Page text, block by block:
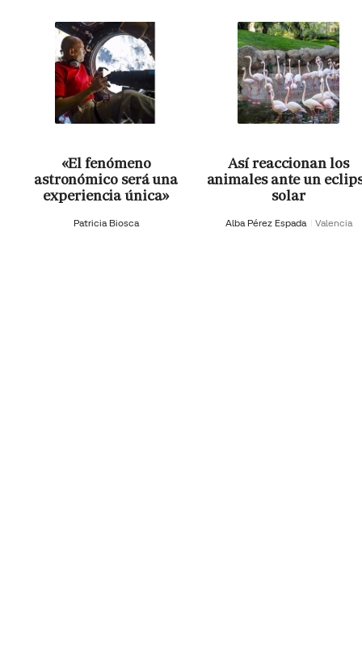
«El fenómeno
astronómico será una
experiencia única»
Patricia Biosca
Así reaccionan los
animales ante un
solar
Alba Pérez Espada Valencia